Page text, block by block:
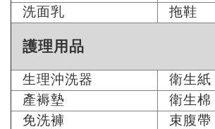
洗面乳
拖鞋
護理用品
生理沖洗器
衛生紙
產褥墊
衛生棉
免洗褲
束腹帶